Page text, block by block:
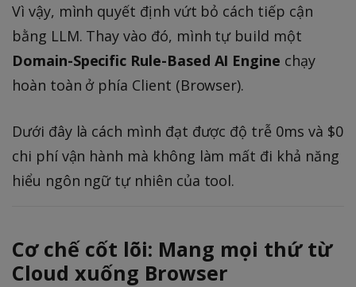
Vì vậy, mình quyết định vứt bỏ cách tiếp cận
bằng LLM. Thay vào đó, mình tự build một
Domain-Specific Rule-Based AI Engine chạy
hoàn toàn ở phía Client (Browser).
Dưới đây là cách mình đạt được độ trễ 0ms và $0
chi phí vận hành mà không làm mất đi khả năng
hiểu ngôn ngữ tự nhiên của tool.
Cơ chế cốt lõi: Mang mọi thứ từ
Cloud xuống Browser